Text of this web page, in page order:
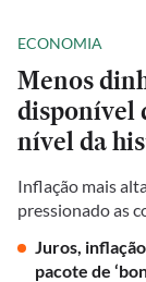
ECONOMIA
Menos
disponível
nível da
Inflação mais
pressionado as
Juros,
pacote de